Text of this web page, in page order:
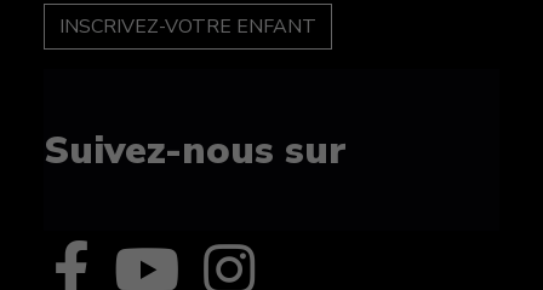
INSCRIPTION
Suivez-nous sur